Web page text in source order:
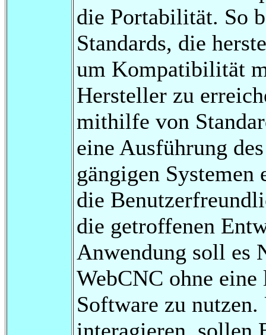
die Portabilität. So
Standards, die
um Kompatibilität
Hersteller zu
mithilfe von
eine Ausführung
gängigen
die
die getroffenen
Anwendung soll es
WebCNC ohne
Software zu